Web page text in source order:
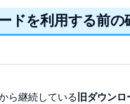
ドを利用する前の
ら継続している 旧ダウン